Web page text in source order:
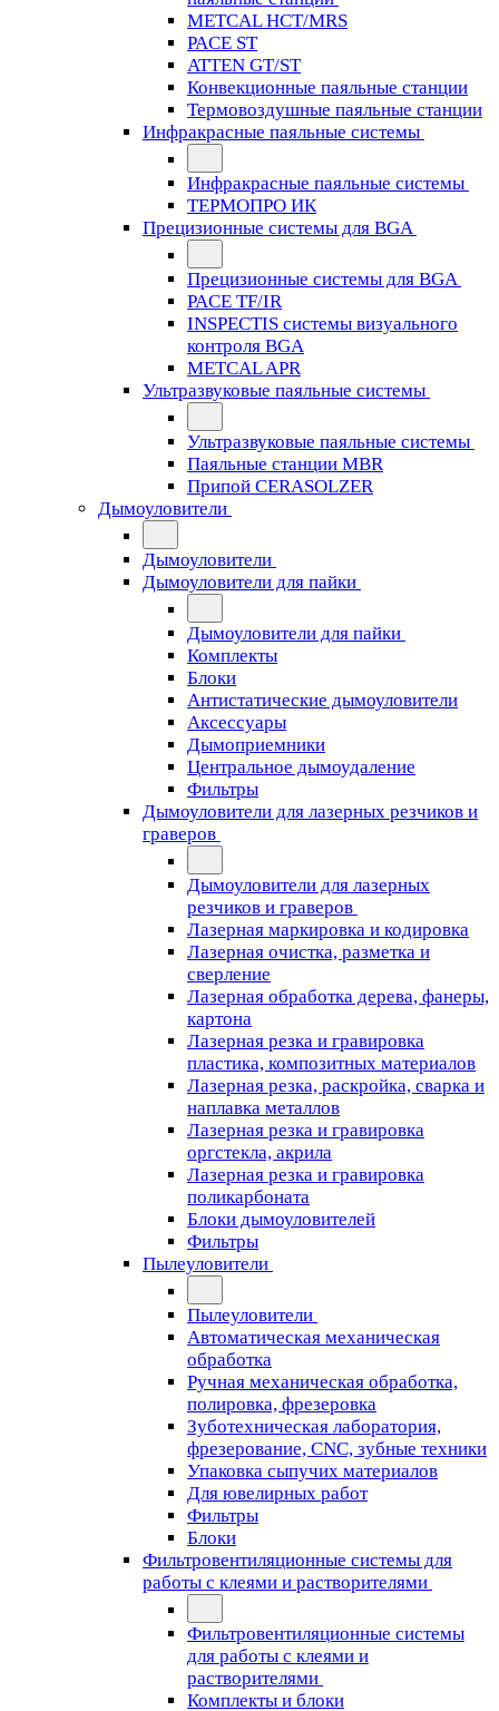
METCAL HCT/MRS
PACE ST
ATTEN GT/ST
Конвекционные паяльные станции
Термовоздушные паяльные станции
Инфракрасные паяльные системы
Инфракрасные паяльные системы
ТЕРМОПРО ИК
Прецизионные системы для BGA
Прецизионные системы для BGA
PACE TF/IR
INSPECTIS системы визуального
контроля BGA
METCAL APR
Ультразвуковые паяльные системы
Ультразвуковые паяльные системы
Паяльные станции MBR
Припой CERASOLZER
Дымоуловители
Дымоуловители
Дымоуловители для пайки
Дымоуловители для пайки
Комплекты
Блоки
Антистатические дымоуловители
Аксессуары
Дымоприемники
Центральное дымоудаление
Фильтры
Дымоуловители для лазерных резчиков и
граверов
Дымоуловители для лазерных
резчиков и граверов
Лазерная маркировка и кодировка
Лазерная очистка, разметка и
сверление
Лазерная обработка дерева, фанеры,
картона
Лазерная резка и гравировка
пластика, композитных материалов
Лазерная резка, раскройка, сварка и
наплавка металлов
Лазерная резка и гравировка
оргстекла, акрила
Лазерная резка и гравировка
поликарбоната
Блоки дымоуловителей
Фильтры
Пылеуловители
Пылеуловители
Автоматическая механическая
обработка
Ручная механическая обработка,
полировка, фрезеровка
Зуботехническая лаборатория,
фрезерование, CNC, зубные техники
Упаковка сыпучих материалов
Для ювелирных работ
Фильтры
Блоки
Фильтровентиляционные системы для
работы с клеями и растворителями
Фильтровентиляционные системы
для работы с клеями и
растворителями
Комплекты и блоки